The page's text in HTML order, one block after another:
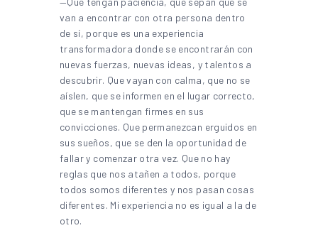
van a encontrar con otra persona dentro
de sí, porque es una experiencia
transformadora donde se encontrarán con
nuevas fuerzas, nuevas ideas, y talentos a
descubrir. Que vayan con calma, que no se
aíslen, que se informen en el lugar correcto,
que se mantengan firmes en sus
convicciones. Que permanezcan erguidos en
sus sueños, que se den la oportunidad de
fallar y comenzar otra vez. Que no hay
reglas que nos atañen a todos, porque
todos somos diferentes y nos pasan cosas
diferentes. Mi experiencia no es igual a la de
otro.